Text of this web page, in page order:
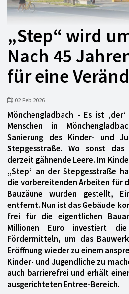
„Step“ wird
Nach 45
für eine
02 Feb 2026
Mönchengladbach - Es ist
Menschen in
Sanierung des Kinder- und
Stepgesstraße. Wo sonst
derzeit gähnende Leere. Im
„Step“ an der Stepgesstraße
die vorbereitenden Arbeiten für
Bauzäune wurden gestellt,
entfernt. Nun ist das Gebäude
frei für die eigentlichen
Millionen Euro investiert
Fördermitteln, um das
Eröffnung wieder zu einem
Kinder- und Jugendliche zu
auch barrierefrei und erhält
ausgerichteten Entree-Bereich.